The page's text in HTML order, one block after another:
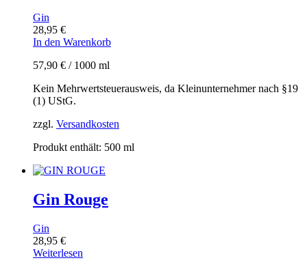
Gin
28,95 €
In den Warenkorb
57,90 € / 1000 ml
Kein Mehrwertsteuerausweis, da Kleinunternehmer nach §19
(1) UStG.
zzgl. Versandkosten
Produkt enthält: 500 ml
Gin Rouge
Gin
28,95 €
Weiterlesen